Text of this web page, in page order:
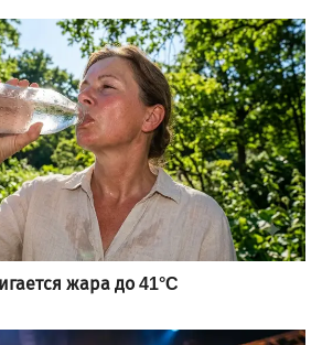
жара до 41°C